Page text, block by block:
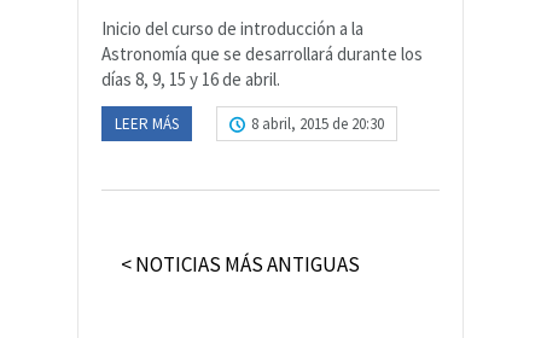
Inicio del curso de introducción a la
Astronomía que se desarrollará durante los
días 8, 9, 15 y 16 de abril.
LEER MÁS 8 abril, 2015 de 20:30
< NOTICIAS MÁS ANTIGUAS